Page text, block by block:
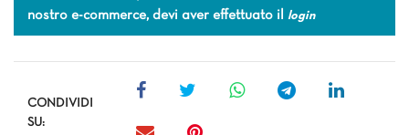
nostro e-commerce, devi aver effettuato il login
CONDIVIDI
SU: